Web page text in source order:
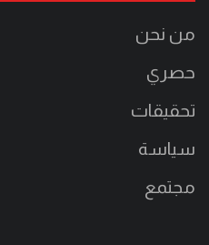
من نحن
حصري
تحقيقات
سياسة
مجتمع